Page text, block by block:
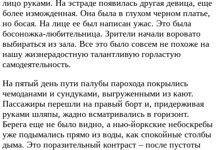
лицо руками. На эстраде появилась другая девица, еще
более изможденная. Она была в глухом черном платье,
но босая. На лице ее был написан ужас. Это была
босоножка-любительница. Зрители начали воровато
выбираться из зала. Все это было совсем не похоже на
нашу жизнерадостную талантливую горластую
самодеятельность.
На пятый день пути палубы парохода покрылись
чемоданами и сундуками, выгруженными из кают.
Пассажиры перешли на правый борт и, придерживая
руками шляпы, жадно всматривались в горизонт.
Берега еще не было видно, а нью-йоркские небоскребы
уже подымались прямо из воды, как спокойные столбы
дыма. Это поразительный контраст – после пустоты